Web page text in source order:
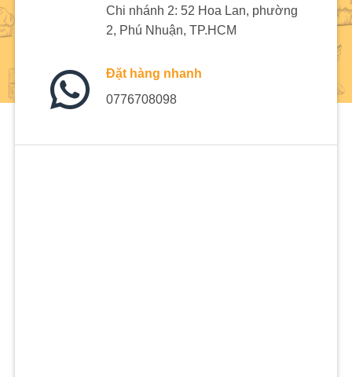
Chi nhánh 2: 52 Hoa Lan, phường
2, Phú Nhuận, TP.HCM
Đặt hàng nhanh
0776708098